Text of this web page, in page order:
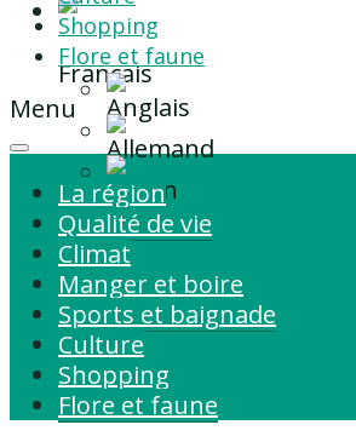
Shopping
Flore et faune
Menu
La région
Qualité de vie
Climat
Manger et boire
Sports et baignade
Culture
Shopping
Flore et faune